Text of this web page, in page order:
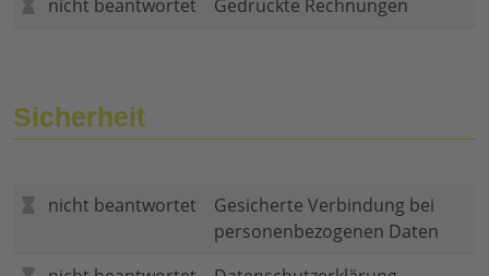
nicht beantwortet
Gedruckte Rechnungen
Sicherheit
nicht beantwortet
Gesicherte Verbindung bei
personenbezogenen Daten